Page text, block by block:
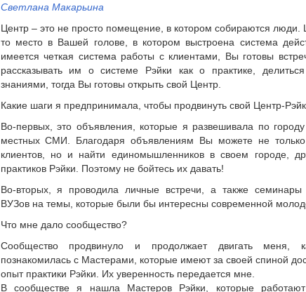
Светлана Макарьина
Центр – это не просто помещение, в котором собираются люди.
то место в Вашей голове, в котором выстроена система
имеется четкая система работы с клиентами, Вы готовы
рассказывать им о системе Рэйки как о практике,
знаниями, тогда Вы готовы открыть свой Центр.
Какие шаги я предпринимала, чтобы продвинуть свой Центр-
Во-первых, это объявления, которые я развешивала по
местных СМИ. Благодаря объявлениям Вы можете не
клиентов, но и найти единомышленников в своем городе,
практиков Рэйки. Поэтому не бойтесь их давать!
Во-вторых, я проводила личные встречи, а также семинары
ВУЗов на темы, которые были бы интересны современной
Что мне дало сообщество?
Сообщество продвинуло и продолжает двигать меня,
познакомилась с Мастерами, которые имеют за своей спиной
опыт практики Рэйки. Их уверенность передается мне.
В сообществе я нашла Мастеров Рэйки, которые